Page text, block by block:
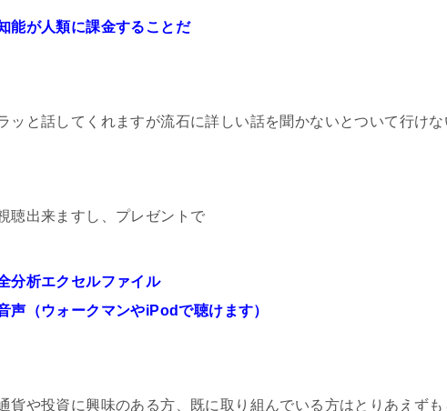
能が人類に課金することだ
ッと話してくれますが流石に詳しい話を聞かないとついて行けな
聴出来ますし、プレゼントで
分析エクセルファイル
声（ウォークマンやiPodで聴けます）
貨や投資に興味のある方、既に取り組んでいる方はとりあえずも